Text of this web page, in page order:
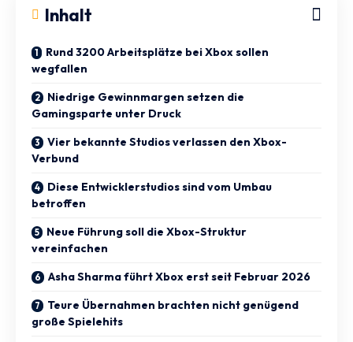
Inhalt
Rund 3200 Arbeitsplätze bei Xbox sollen
wegfallen
Niedrige Gewinnmargen setzen die
Gamingsparte unter Druck
Vier bekannte Studios verlassen den Xbox-
Verbund
Diese Entwicklerstudios sind vom Umbau
betroffen
Neue Führung soll die Xbox-Struktur
vereinfachen
Asha Sharma führt Xbox erst seit Februar 2026
Teure Übernahmen brachten nicht genügend
große Spielehits